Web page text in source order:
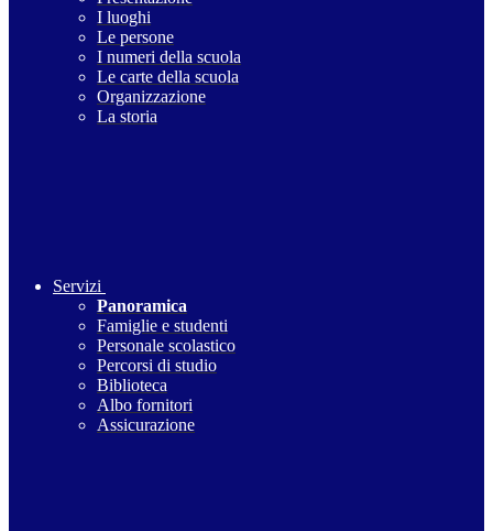
I luoghi
Le persone
I numeri della scuola
Le carte della scuola
Organizzazione
La storia
Servizi
Panoramica
Famiglie e studenti
Personale scolastico
Percorsi di studio
Biblioteca
Albo fornitori
Assicurazione